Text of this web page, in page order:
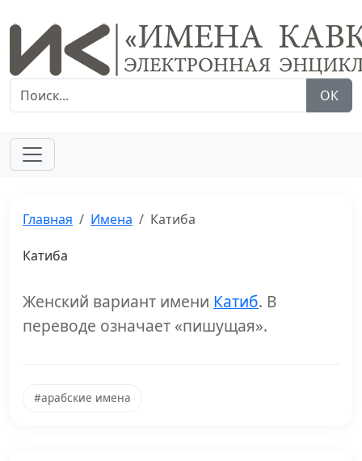
ОК
Главная Имена Катиба
Катиба
Женский вариант имени Катиб. В
переводе означает «пишущая».
#арабские имена